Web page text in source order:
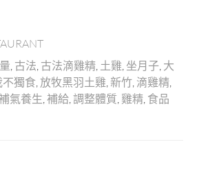
古法 古法滴雞精 土雞 坐月子 大
不獨食 放牧黑羽土雞 新竹 滴雞精
氣養生 補給 調整體質 雞精 食品